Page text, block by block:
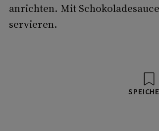
anrichten. Mit
servieren.